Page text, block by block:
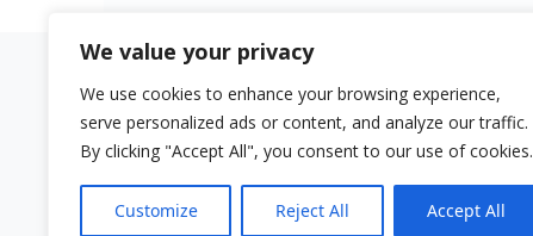
We value your privacy
We use cookies to enhance your browsing experience,
serve personalized ads or content, and analyze our traffic.
By clicking "Accept All", you consent to our use of cookies.
Customize Reject All Accept All
Quick links
Buy Surensemble
Sala de Música
Aviso legal
Impressum